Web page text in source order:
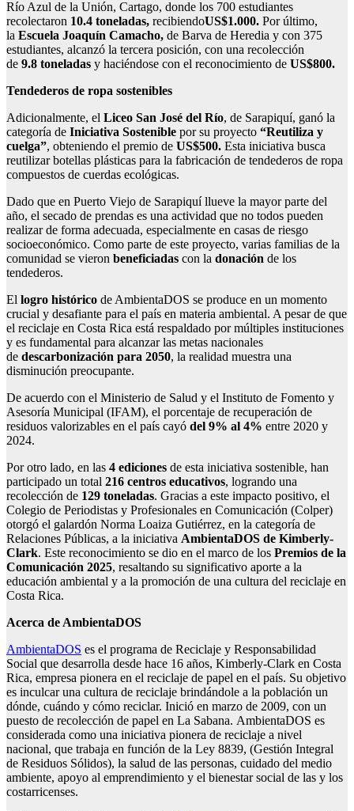
Río Azul de la Unión, Cartago, donde los 700 estudiantes
recolectaron 10.4 toneladas, recibiendoUS$1.000. Por último,
la Escuela Joaquín Camacho, de Barva de Heredia y con 375
estudiantes, alcanzó la tercera posición, con una recolección
de 9.8 toneladas y haciéndose con el reconocimiento de US$800.
Tendederos de ropa sostenibles
Adicionalmente, el Liceo San José del Río, de Sarapiquí, ganó la
categoría de Iniciativa Sostenible por su proyecto “Reutiliza y
cuelga”, obteniendo el premio de US$500. Esta iniciativa busca
reutilizar botellas plásticas para la fabricación de tendederos de ropa
compuestos de cuerdas ecológicas.
Dado que en Puerto Viejo de Sarapiquí llueve la mayor parte del
año, el secado de prendas es una actividad que no todos pueden
realizar de forma adecuada, especialmente en casas de riesgo
socioeconómico. Como parte de este proyecto, varias familias de la
comunidad se vieron beneficiadas con la donación de los
tendederos.
El logro histórico de AmbientaDOS se produce en un momento
crucial y desafiante para el país en materia ambiental. A pesar de que
el reciclaje en Costa Rica está respaldado por múltiples instituciones
y es fundamental para alcanzar las metas nacionales
de descarbonización para 2050, la realidad muestra una
disminución preocupante.
De acuerdo con el Ministerio de Salud y el Instituto de Fomento y
Asesoría Municipal (IFAM), el porcentaje de recuperación de
residuos valorizables en el país cayó del 9% al 4% entre 2020 y
2024.
Por otro lado, en las 4 ediciones de esta iniciativa sostenible, han
participado un total 216 centros educativos, logrando una
recolección de 129 toneladas. Gracias a este impacto positivo, el
Colegio de Periodistas y Profesionales en Comunicación (Colper)
otorgó el galardón Norma Loaiza Gutiérrez, en la categoría de
Relaciones Públicas, a la iniciativa AmbientaDOS de Kimberly-
Clark. Este reconocimiento se dio en el marco de los Premios de la
Comunicación 2025, resaltando su significativo aporte a la
educación ambiental y a la promoción de una cultura del reciclaje en
Costa Rica.
Acerca de AmbientaDOS
AmbientaDOS es el programa de Reciclaje y Responsabilidad
Social que desarrolla desde hace 16 años, Kimberly-Clark en Costa
Rica, empresa pionera en el reciclaje de papel en el país. Su objetivo
es inculcar una cultura de reciclaje brindándole a la población un
dónde, cuándo y cómo reciclar. Inició en marzo de 2009, con un
puesto de recolección de papel en La Sabana. AmbientaDOS es
considerada como una iniciativa pionera de reciclaje a nivel
nacional, que trabaja en función de la Ley 8839, (Gestión Integral
de Residuos Sólidos), la salud de las personas, cuidado del medio
ambiente, apoyo al emprendimiento y el bienestar social de las y los
costarricenses.